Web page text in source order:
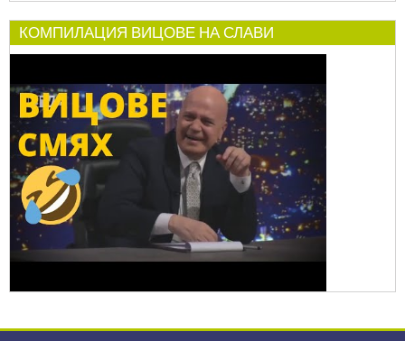
КОМПИЛАЦИЯ ВИЦОВЕ НА СЛАВИ